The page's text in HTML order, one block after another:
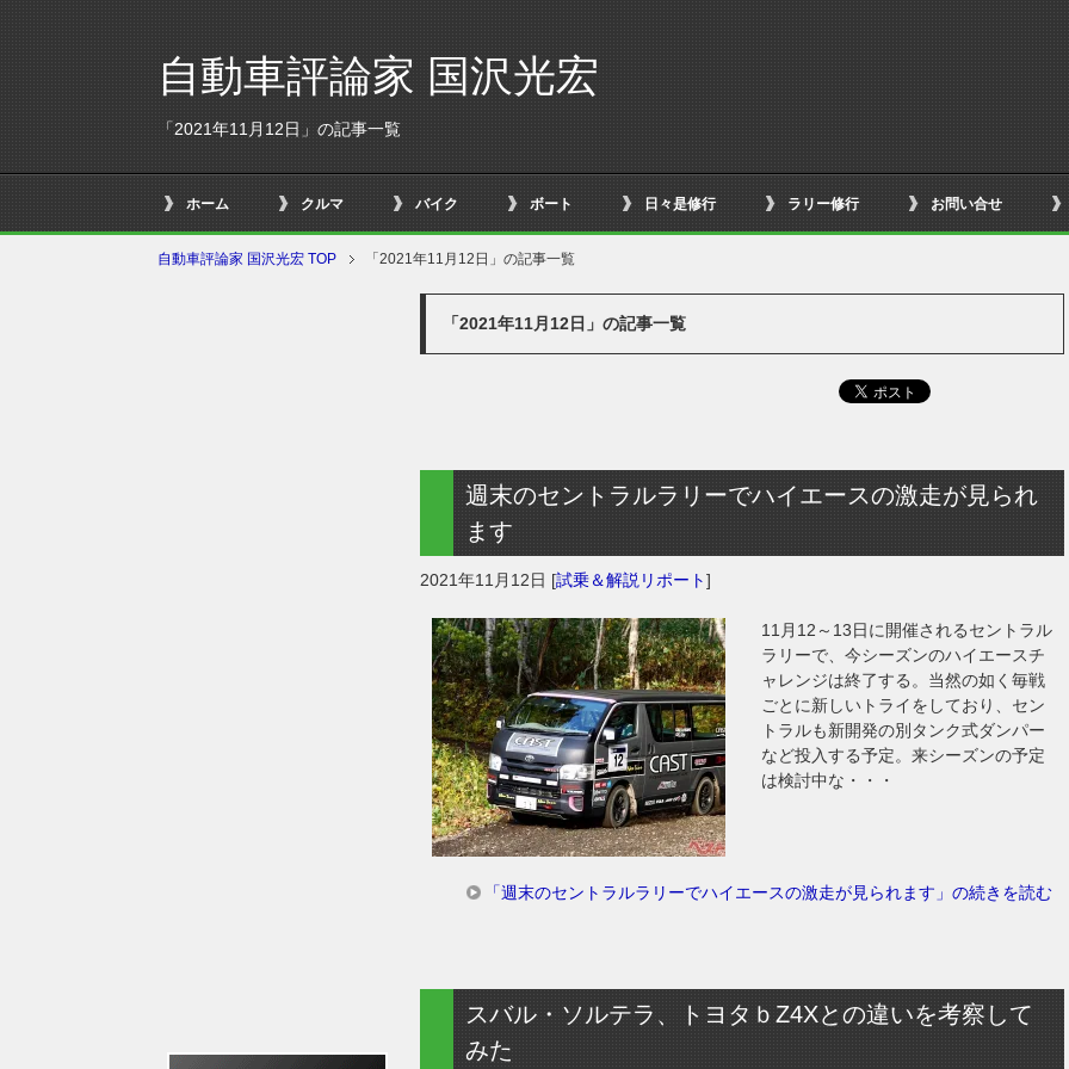
自動車評論家 国沢光宏
「2021年11月12日」の記事一覧
ホーム クルマ バイク ボート 日々是修行 ラリー修行 お問い合せ
自動車評論家 国沢光宏 TOP 「2021年11月12日」の記事一覧
「2021年11月12日」の記事一覧
週末のセントラルラリーでハイエースの激走が見られ
ます
2021年11月12日 [試乗＆解説リポート]
11月12～13日に開催されるセントラル
ラリーで、今シーズンのハイエースチ
ャレンジは終了する。当然の如く毎戦
ごとに新しいトライをしており、セン
トラルも新開発の別タンク式ダンパー
など投入する予定。来シーズンの予定
は検討中な・・・
「週末のセントラルラリーでハイエースの激走が見られます」の続きを読む
スバル・ソルテラ、トヨタｂZ4Xとの違いを考察して
みた